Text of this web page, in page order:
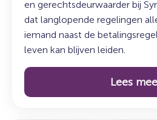
en gerechtsdeurwaarder bij
dat langlopende regelingen
iemand naast de
leven kan blijven leiden.
Lees